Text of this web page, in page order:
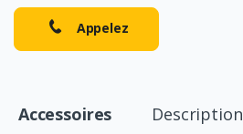
Appelez
Accessoires Description